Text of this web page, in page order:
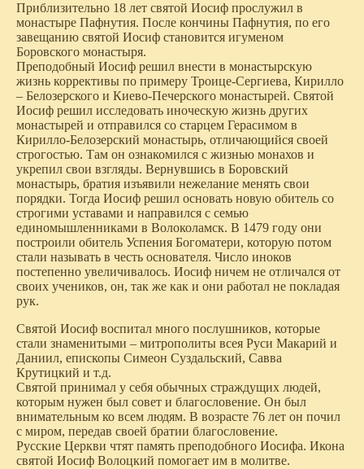
Приблизительно 18 лет святой Иосиф прослужил в
монастыре Пафнутия. После кончины Пафнутия, по его
завещанию святой Иосиф становится игуменом
Боровского монастыря.
Преподобный Иосиф решил внести в монастырскую
жизнь коррективы по примеру Троице-Сергиева, Кирилло
– Белозерского и Киево-Печерского монастырей. Святой
Иосиф решил исследовать иноческую жизнь других
монастырей и отправился со старцем Герасимом в
Кирилло-Белозерский монастырь, отличающийся своей
строгостью. Там он ознакомился с жизнью монахов и
укрепил свои взгляды. Вернувшись в Боровский
монастырь, братия изъявили нежелание менять свои
порядки. Тогда Иосиф решил основать новую обитель со
строгими уставами и направился с семью
единомышленниками в Волоколамск. В 1479 году они
построили обитель Успения Богоматери, которую потом
стали называть в честь основателя. Число иноков
постепенно увеличивалось. Иосиф ничем не отличался от
своих учеников, он, так же как и они работал не покладая
рук.
Святой Иосиф воспитал много послушников, которые
стали знаменитыми – митрополиты всея Руси Макарий и
Даниил, епископы Симеон Суздальский, Савва
Крутицкий и т.д.
Святой принимал у себя обычных страждущих людей,
которым нужен был совет и благословение. Он был
внимательным ко всем людям. В возрасте 76 лет он почил
с миром, передав своей братии благословение.
Русские Церкви чтят память преподобного Иосифа. Икона
святой Иосиф Волоцкий помогает им в молитве.